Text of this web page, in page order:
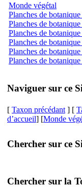
Monde végétal
Planches de
Planches de
Planches de
Planches de
Planches de
Planches de
Naviguer sur ce
[ Taxon précédant ] [
d’accueil] [Monde
Chercher sur ce
Chercher sur la